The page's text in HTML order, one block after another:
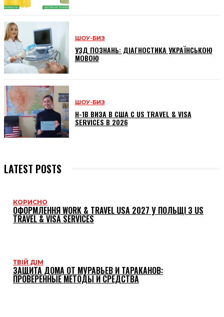
ШОУ-БИЗ
УЗД ПОЗНАНЬ: ДІАГНОСТИКА УКРАЇНСЬКОЮ
МОВОЮ
ШОУ-БИЗ
H-1B ВИЗА В США С US TRAVEL & VISA
SERVICES В 2026
LATEST POSTS
КОРИСНО
ОФОРМЛЕННЯ WORK & TRAVEL USA 2027 У ПОЛЬЩІ З US
TRAVEL & VISA SERVICES
ТВІЙ ДІМ
ЗАЩИТА ДОМА ОТ МУРАВЬЕВ И ТАРАКАНОВ:
ПРОВЕРЕННЫЕ МЕТОДЫ И СРЕДСТВА